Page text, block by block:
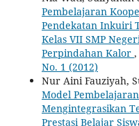
Pembelajaran
Pendekatan Inkuiri
Kelas VII SMP
Perpindahan Kalor ,
No. 1 (2012)
Nur Aini Fauziyah,
Model
Mengintegrasikan
‎Prestasi Belajar